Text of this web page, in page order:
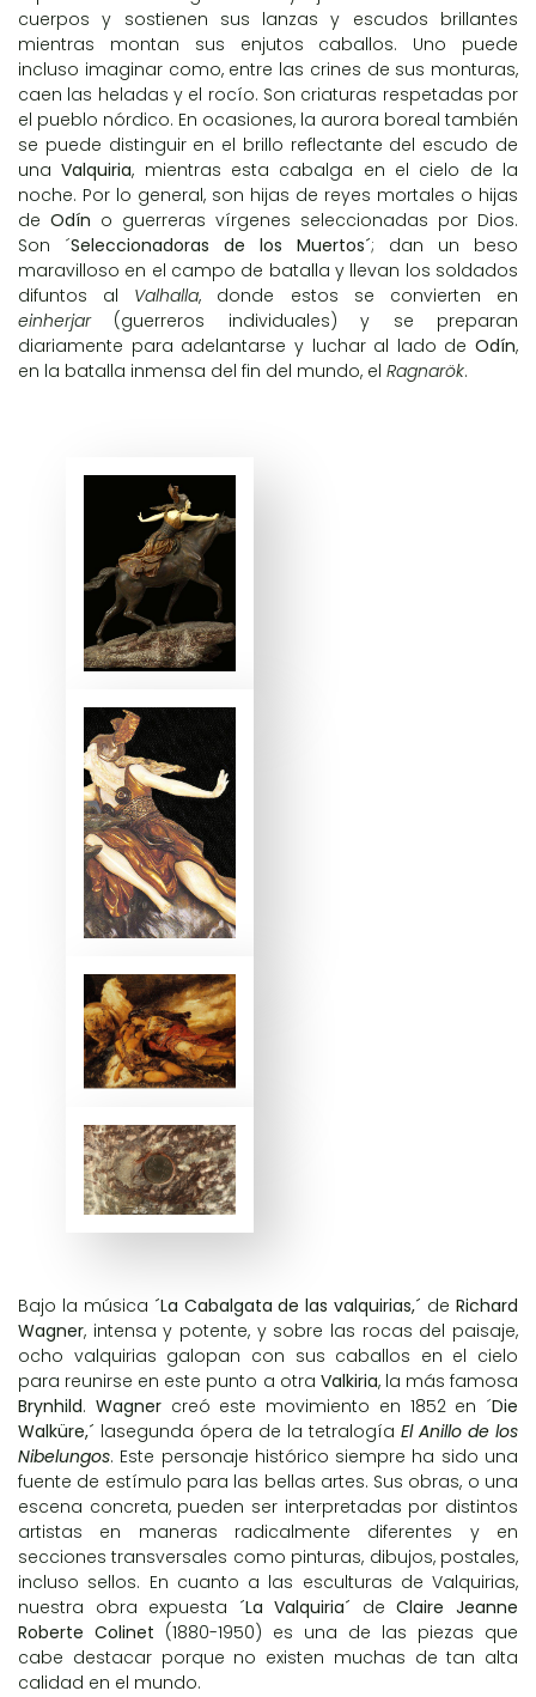
cuerpos y sostienen sus lanzas y escudos brillantes
mientras montan sus enjutos caballos. Uno puede
incluso imaginar como, entre las crines de sus monturas,
caen las heladas y el rocío. Son criaturas respetadas por
el pueblo nórdico. En ocasiones, la aurora boreal también
se puede distinguir en el brillo reflectante del escudo de
unaValquiria, mientras esta cabalga en el cielo de la
noche. Por lo general, son hijas de reyes mortales o hijas
de Odín o guerreras vírgenes seleccionadas por Dios.
Son ´Seleccionadoras de los Muertos´; dan un beso
maravilloso en el campo de batalla y llevan los soldados
difuntos al Valhalla, donde estos se convierten en
einherjar (guerreros individuales) y se preparan
diariamente para adelantarse y luchar al lado de Odín,
en la batalla inmensa del fin del mundo, el Ragnarök.
Bajo la música ´La Cabalgata de las valquirias,´ deRichard
Wagner, intensa y potente, y sobre las rocas del paisaje,
ocho valquirias galopan con sus caballos en el cielo
para reunirse en este punto a otra Valkiria, la más famosa
Brynhild. Wagner creó este movimiento en 1852 en ´Die
Walküre,´ lasegunda ópera de la tetralogía El Anillo de los
Nibelungos. Este personaje histórico siempre ha sido una
fuente de estímulo para las bellas artes. Sus obras, o una
escena concreta, pueden ser interpretadas por distintos
artistas en maneras radicalmente diferentes y en
secciones transversales como pinturas, dibujos, postales,
incluso sellos. En cuanto a las esculturas de Valquirias,
nuestra obra expuesta ´La Valquiria´ deClaire Jeanne
Roberte Colinet (1880-1950) es una de las piezas que
cabe destacar porque no existen muchas de tan alta
calidad en el mundo.